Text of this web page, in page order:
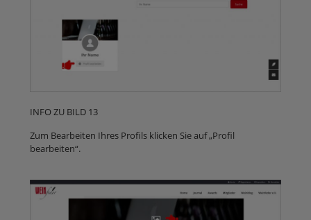
INFO ZU BILD 13
Zum Bearbeiten Ihres Profils klicken Sie auf „Profil
bearbeiten“.